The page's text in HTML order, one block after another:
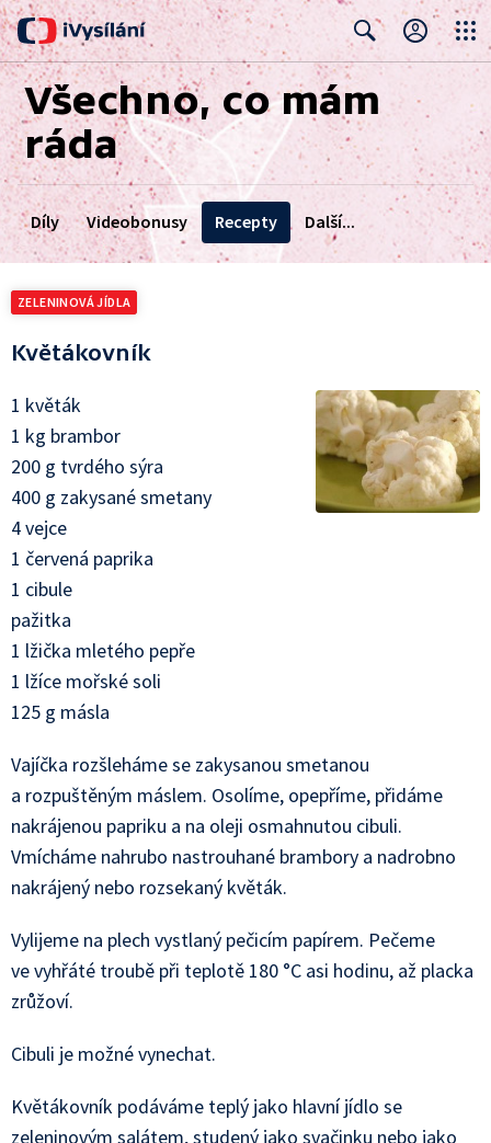
Search Close
Všechno, co mám
ráda
Díly Videobonusy Recepty Další...
ZELENINOVÁ JÍDLA
Květákovník
1 květák
1 kg brambor
200 g tvrdého sýra
400 g zakysané smetany
4 vejce
1 červená paprika
1 cibule
pažitka
1 lžička mletého pepře
1 lžíce mořské soli
125 g másla
Vajíčka rozšleháme se zakysanou smetanou
a rozpuštěným máslem. Osolíme, opepříme, přidáme
nakrájenou papriku a na oleji osmahnutou cibuli.
Vmícháme nahrubo nastrouhané brambory a nadrobno
nakrájený nebo rozsekaný květák.
Vylijeme na plech vystlaný pečicím papírem. Pečeme
ve vyhřáté troubě při teplotě 180 °C asi hodinu, až placka
zrůžoví.
Cibuli je možné vynechat.
Květákovník podáváme teplý jako hlavní jídlo se
zeleninovým salátem, studený jako svačinku nebo jako